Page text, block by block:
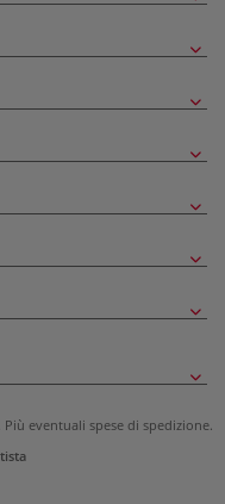
eventuali spese di spedizione.